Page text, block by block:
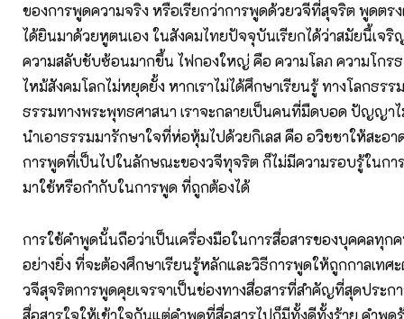
ของการพูดความจริง หรือเรียกว่าการพูดด้วยวจีที่สุจริต พูดตรง
ได้ยินมาด้วยหูตนเอง ในสังคมไทยปัจจุบันเรียกได้ว่าสมัยนี้เจ
ความสลับชับซ้อนมากขึ้น ไฟกองใหญ่ คือ ความโลภ ความโกรธ
ไหม้สังคมโลกไม่หยุดยั้ง หากเราไม่ได้ศึกษาเรียนรู้ ทางโลกธรร
ธรรมทางพระพุทธศาสนา เราจะกลายเป็นคนที่มืดบอด ปัญญาไ
นำเอาธรรมมารักษาใจที่ห่อหุ้มไปด้วยกิเลส คือ อวิชชาให้สะอา
การพูดที่เป็นไปในลักษณะของวจีทุจริต ก็ไม่มีความรอบรู้ในกา
มาใช้หรือกำกับในการพูด ที่ถูกต้องได้
การใช้คำพูดนั้นถือว่าเป็นเครื่องมือในการสื่อสารของบุคคลทุก
อย่างยิ่ง ที่จะต้องศึกษาเรียนรู้หลักและวิธีการพูดให้ถูกกาลเทศ
วจีสุจริตการพูดคุยเจรจาเป็นช่องทางสื่อสารที่สำคัญที่สุดประก
สื่อสารใจให้เข้าใจกันแต่คำพูดที่สื่อสารไปก็มีทั้งดีทั้งร้าย คำพูด